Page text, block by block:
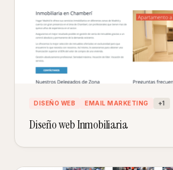
DISEÑO WEB EMAIL MARKETING +1
Diseño web Inmobiliaria